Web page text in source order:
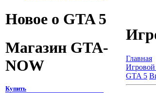
Новое о GTA 5
Магазин GTA-
NOW
Купить
Главная
Игровой
GTA 5